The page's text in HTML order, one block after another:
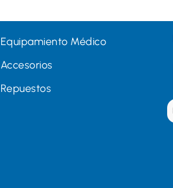
Equipamiento Médico
Accesorios
Repuestos